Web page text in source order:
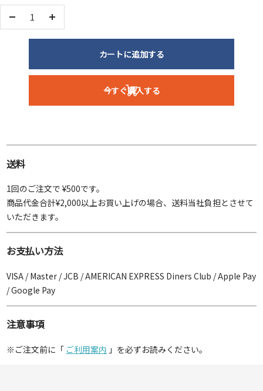
数
量
カートに追加する
今すぐ購入する
送料
1回のご注文で ¥500です。
商品代金合計¥2,000以上お買い上げの場合、送料当社負担とさせて
いただきます。
お支払い方法
VISA / Master / JCB / AMERICAN EXPRESS Diners Club / Apple Pay
/ Google Pay
注意事項
※ご注文前に「 ご利用案内 」を必ずお読みください。